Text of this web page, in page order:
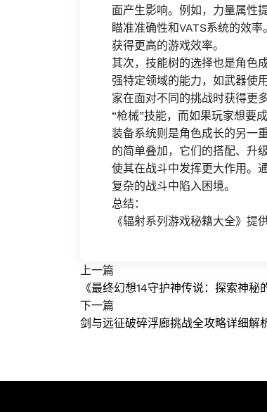
面产生影响。例如，力量属性
瞄准准确性和VATS系统的效
获得更高的游戏效率。
其次，技能树的选择也是角色
强特定领域的能力，如武器使
家在面对不同的挑战时获得更
“枪械”技能，而如果玩家想要
装备系统则是角色成长的另一
的简单叠加，它们的搭配、升
使其在战斗中发挥更大作用。
复杂的战斗中陷入困境。
总结：
《辐射系列游戏秘籍大全》提
上一篇
《最终幻想14守护神传说：探索神秘
下一篇
剑与远征破碎浮廊挑战全攻略详细解